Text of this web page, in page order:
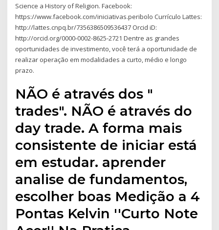
Science a History of Religion. Facebook:
https://www.facebook.com/iniciativas.peribolo Currículo Lattes:
http://lattes.cnpq.br/7356386509536437 Orcid iD:
http://orcid.org/0000-0002-8625-2721 Dentre as grandes
oportunidades de investimento, você terá a oportunidade de
realizar operação em modalidades a curto, médio e longo
prazo.
NÃO é através dos "
trades". NÃO é através do
day trade. A forma mais
consistente de iniciar está
em estudar. aprender
analise de fundamentos,
escolher boas Medição a 4
Pontas Kelvin ''Curto Note